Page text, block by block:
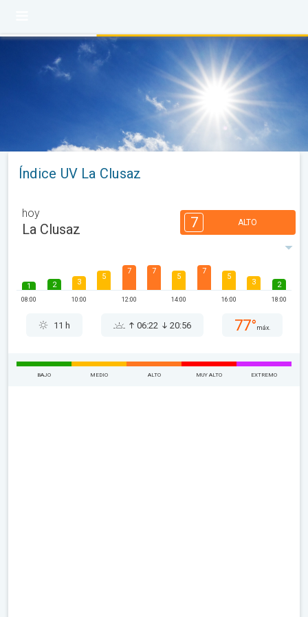
Índice UV La Clusaz
hoy
La Clusaz 7 ALTO
1
08:00
2 3
10:00
5
7
12:00
7
5
14:00
7
5
16:00
3 2
18:00
11 h 06:22 20:56 77° máx.
BAJO MEDIO ALTO MUY ALTO EXTREMO